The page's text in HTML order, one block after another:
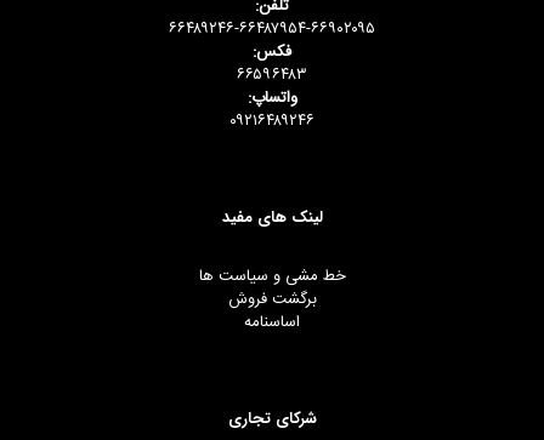
تلفن:
۶۶۴۸۹۲۴۶-۶۶۴۸۷۹۵۴-۶۶۹۰۲۰۹۵
فکس:
۶۶۵۹۶۴۸۳
واتساپ:
۰۹۲۱۶۴۸۹۲۴۶
لینک های مفید
خط مشی و سیاست ها
برگشت فروش
اساسنامه
شرکای تجاری